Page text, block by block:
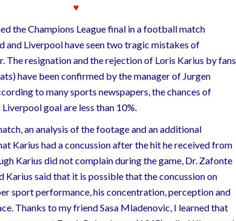
♥
the Champions League final in a football match
and Liverpool have seen two tragic mistakes of
The resignation and the rejection of Loris Karius by fans
have been confirmed by the manager of Jurgen
to many sports newspapers, the chances of
goal are less than 10%.
an analysis of the footage and an additional
Karius had a concussion after the hit he received from
Karius did not complain during the game, Dr. Zafonte
Karius said that it is possible that the concussion on
sport performance, his concentration, perception and
Thanks to my friend Sasa Mladenovic, I learned that